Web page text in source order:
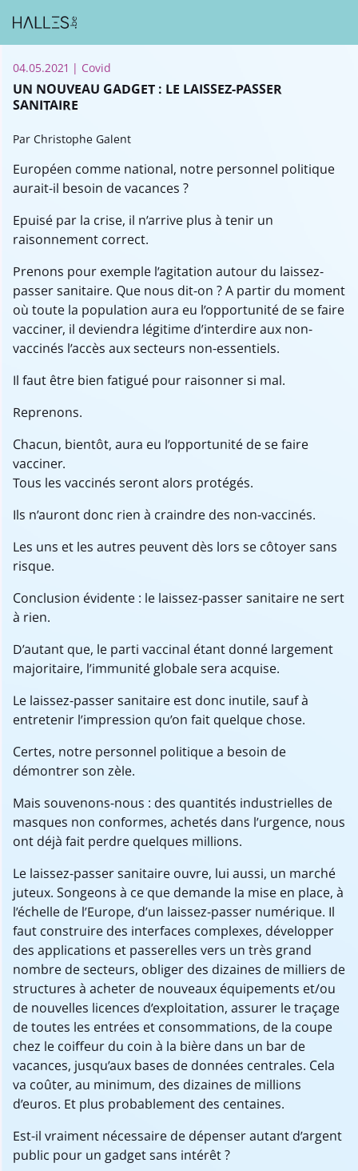
04.05.2021 | Covid
UN NOUVEAU GADGET : LE LAISSEZ-PASSER
SANITAIRE
Par Christophe Galent
Européen comme national, notre personnel politique
aurait-il besoin de vacances ?
Epuisé par la crise, il n’arrive plus à tenir un
raisonnement correct.
Prenons pour exemple l’agitation autour du laissez-
passer sanitaire. Que nous dit-on ? A partir du moment
où toute la population aura eu l’opportunité de se faire
vacciner, il deviendra légitime d’interdire aux non-
vaccinés l’accès aux secteurs non-essentiels.
Il faut être bien fatigué pour raisonner si mal.
Reprenons.
Chacun, bientôt, aura eu l’opportunité de se faire
vacciner.
Tous les vaccinés seront alors protégés.
Ils n’auront donc rien à craindre des non-vaccinés.
Les uns et les autres peuvent dès lors se côtoyer sans
risque.
Conclusion évidente : le laissez-passer sanitaire ne sert
à rien.
D’autant que, le parti vaccinal étant donné largement
majoritaire, l’immunité globale sera acquise.
Le laissez-passer sanitaire est donc inutile, sauf à
entretenir l’impression qu’on fait quelque chose.
Certes, notre personnel politique a besoin de
démontrer son zèle.
Mais souvenons-nous : des quantités industrielles de
masques non conformes, achetés dans l’urgence, nous
ont déjà fait perdre quelques millions.
Le laissez-passer sanitaire ouvre, lui aussi, un marché
juteux. Songeons à ce que demande la mise en place, à
l’échelle de l’Europe, d’un laissez-passer numérique. Il
faut construire des interfaces complexes, développer
des applications et passerelles vers un très grand
nombre de secteurs, obliger des dizaines de milliers de
structures à acheter de nouveaux équipements et/ou
de nouvelles licences d’exploitation, assurer le traçage
de toutes les entrées et consommations, de la coupe
chez le coiffeur du coin à la bière dans un bar de
vacances, jusqu’aux bases de données centrales. Cela
va coûter, au minimum, des dizaines de millions
d’euros. Et plus probablement des centaines.
Est-il vraiment nécessaire de dépenser autant d’argent
public pour un gadget sans intérêt ?